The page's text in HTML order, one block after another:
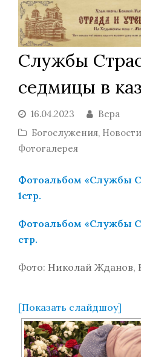
Службы
седмицы в
16.04.2023
Вера
Богослужения,
Фотогалерея
Фотоальбом «Службы
1стр.
Фотоальбом «Службы
стр.
Фото: Николай Жданов,
[Показать слайдшоу]